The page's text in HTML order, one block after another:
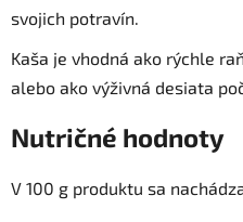
svojich potravín.
Kaša je vhodná ako rýchle
alebo ako výživná desiata
Nutričné hodnoty
V 100 g produktu sa